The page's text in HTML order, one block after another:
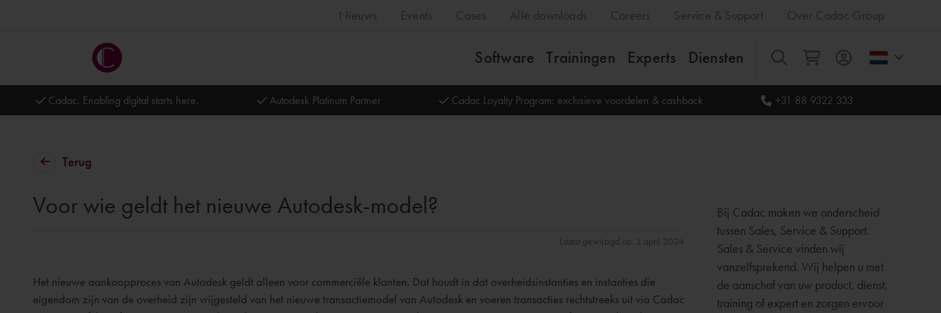
Nieuws Events Cases Alle downloads Careers Service & Support Over Cadac Group
Software Trainingen Experts Diensten Alles
Cadac. Enabling digital starts here. Autodesk Platinum Partner Cadac Loyalty Program: exclusieve voordelen & cashback +31 88 9322 333
Terug
Voor wie geldt het nieuwe Autodesk-model?
Laatst gewijzigd op: 3 april 2024
Het nieuwe aankoopproces van Autodesk geldt alleen voor commerciële klanten. Dat houdt in dat overheidsinstanties en instanties die
eigendom zijn van de overheid zijn vrijgesteld van het nieuwe transactiemodel van Autodesk en voeren transacties rechtstreeks uit via Cadac
Bij Cadac maken we onderscheid
tussen Sales, Service & Support.
Sales & Service vinden wij
vanzelfsprekend. Wij helpen u met
de aanschaf van uw product, dienst,
training of expert en zorgen ervoor